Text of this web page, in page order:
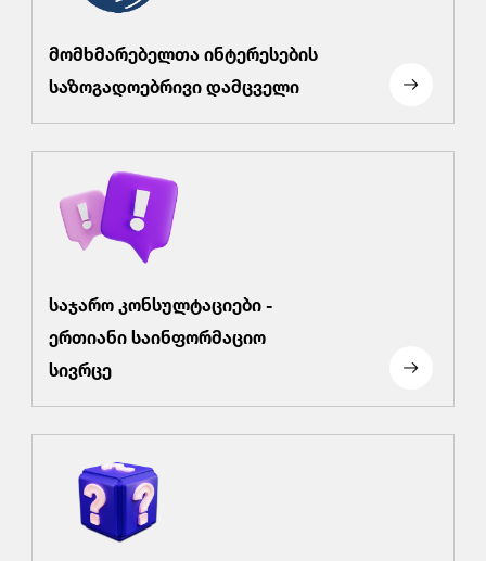
მომხმარებელთა ინტერესების
საზოგადოებრივი დამცველი
საჯარო კონსულტაციები -
ერთიანი საინფორმაციო
სივრცე